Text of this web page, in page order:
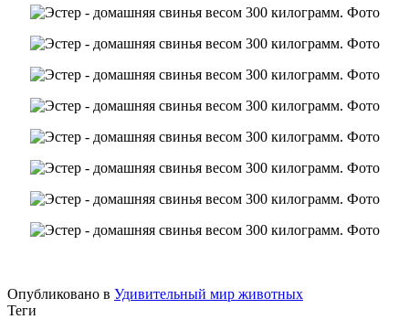
Опубликовано в Удивительный мир животных
Теги